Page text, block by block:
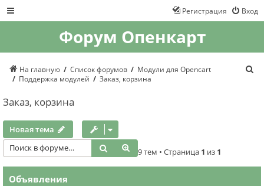
Вход
Регистрация
Форум Опенкарт
На главную Список форумов
Модули для Opencart
Поддержка модулей
Заказ, корзина
Заказ, корзина
Новая тема
Поиск
Расширенный поиск
9 тем • Страница 1 из 1
Объявления